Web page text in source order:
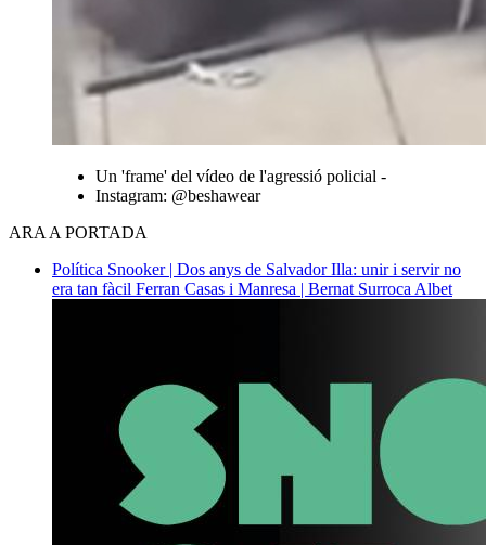
Un 'frame' del vídeo de l'agressió policial -
Instagram: @beshawear
ARA A PORTADA
Política Snooker | Dos anys de Salvador Illa: unir i servir no
era tan fàcil Ferran Casas i Manresa | Bernat Surroca Albet